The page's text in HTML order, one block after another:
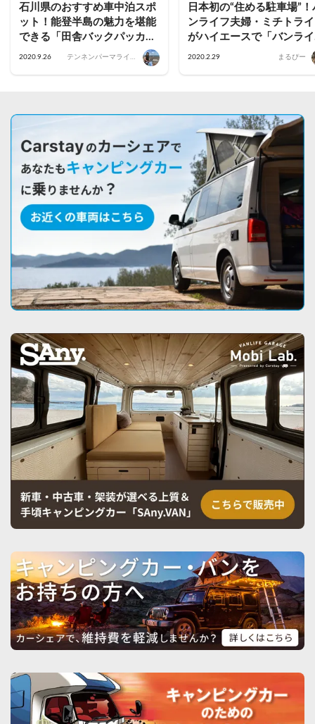
石川県のおすすめ車中泊スポ
ット！能登半島の魅力を堪能
できる「田舎バックパッカー
2020.9.26
テンネンパーマライフ
日本初の“住める駐車場”！
ンライフ夫婦・ミチトラ
がハイエースで「バンライ
フ・ステーション」に1ヶ
2020.2.29 まるぴー